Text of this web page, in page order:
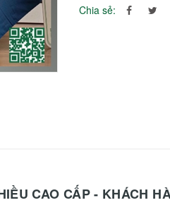
Chia sẻ:
CAO CẤP - KHÁCH